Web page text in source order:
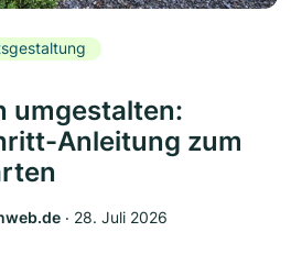
umgestalten:
Anleitung zum
‧ 28. Juli 2026